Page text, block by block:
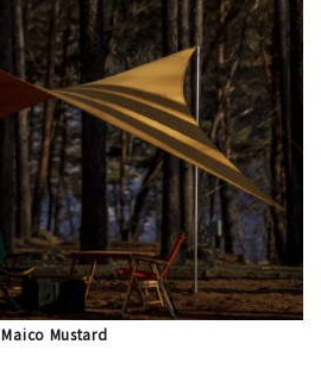
Maico Mustard